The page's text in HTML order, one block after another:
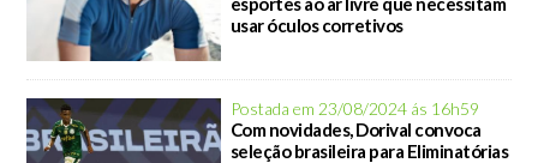
usar óculos corretivos
Postada em 23/08/2024 ás 16h59
Com novidades, Dorival convoca
seleção brasileira para Eliminatórias